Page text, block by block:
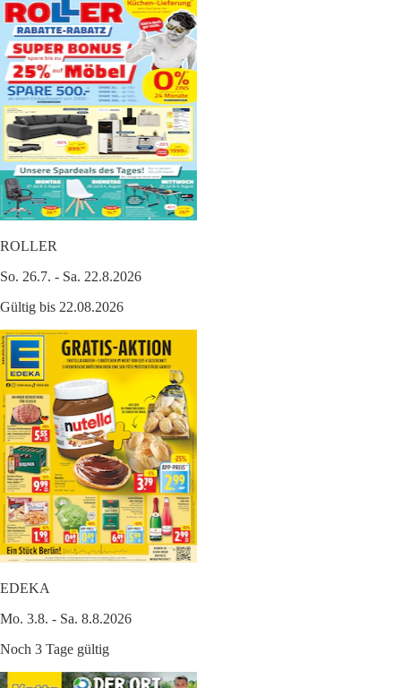
ROLLER
So. 26.7. - Sa. 22.8.2026
Gültig bis 22.08.2026
EDEKA
Mo. 3.8. - Sa. 8.8.2026
Noch 3 Tage gültig